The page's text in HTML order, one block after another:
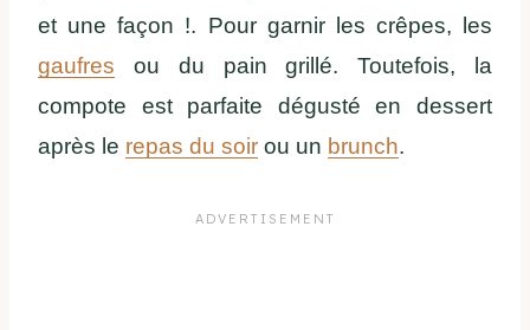
et une façon !. Pour garnir les crêpes, les
gaufres ou du pain grillé. Toutefois, la
compote est parfaite dégusté en dessert
après le repas du soir ou un brunch.